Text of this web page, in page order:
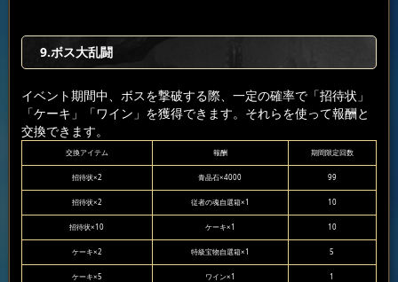
9.ボス大乱闘
イベント期間中、ボスを撃破する際、一定の確率で「招待状」
「ケーキ」「ワイン」を獲得できます。それらを使って報酬と
交換できます。
交換アイテム 報酬 期間限定回数
招待状×2 青晶石×4000 99
招待状×2 従者の魂自選箱×1 10
招待状×10 ケーキ×1 10
ケーキ×2 特級宝物自選箱×1 5
ケーキ×5 ワイン×1 1